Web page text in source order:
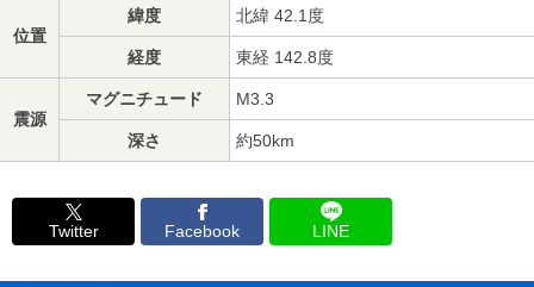
位置
緯度 北緯 42.1度
経度 東経 142.8度
震源
マグニチュード M3.3
深さ 約50km
Twitter Facebook LINE